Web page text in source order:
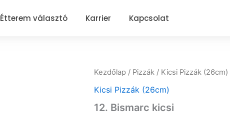
Étterem választó Karrier Kapcsolat
Kezdőlap / Pizzák/ Kicsi Pizzák (26cm)
Kicsi Pizzák (26cm)
12. Bismarc kicsi